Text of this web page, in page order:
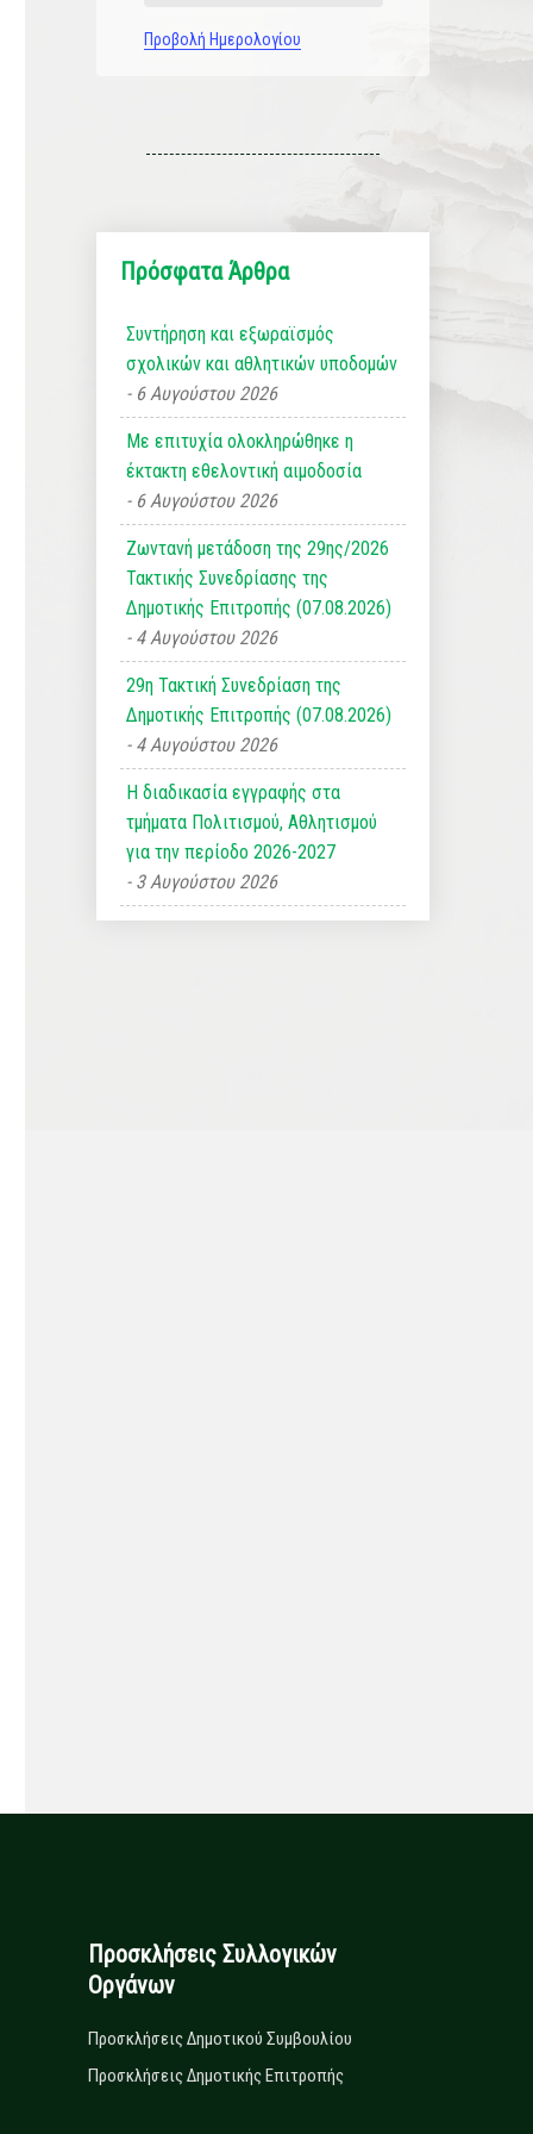
Προβολή Ημερολογίου
Πρόσφατα Άρθρα
Συντήρηση και εξωραϊσμός
σχολικών και αθλητικών υποδομών
6 Αυγούστου 2026
Με επιτυχία ολοκληρώθηκε η
έκτακτη εθελοντική αιμοδοσία
6 Αυγούστου 2026
Ζωντανή μετάδοση της 29ης/2026
Τακτικής Συνεδρίασης της
Δημοτικής Επιτροπής (07.08.2026)
4 Αυγούστου 2026
29η Τακτική Συνεδρίαση της
Δημοτικής Επιτροπής (07.08.2026)
4 Αυγούστου 2026
Η διαδικασία εγγραφής στα
τμήματα Πολιτισμού, Αθλητισμού
για την περίοδο 2026-2027
3 Αυγούστου 2026
Προσκλήσεις Συλλογικών
Οργάνων
Προσκλήσεις Δημοτικού Συμβουλίου
Προσκλήσεις Δημοτικής Επιτροπής